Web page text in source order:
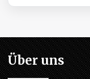
Über uns